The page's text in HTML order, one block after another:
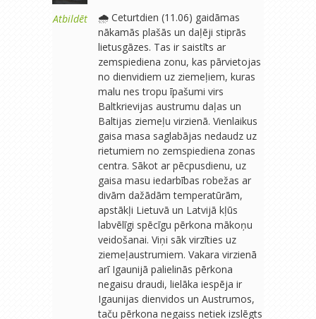
Atbildēt
🌧️ Ceturtdien (11.06) gaidāmas
nākamās plašās un daļēji stiprās
lietusgāzes. Tas ir saistīts ar
zemspiediena zonu, kas pārvietojas
no dienvidiem uz ziemeļiem, kuras
malu nes tropu īpašumi virs
Baltkrievijas austrumu daļas un
Baltijas ziemeļu virzienā. Vienlaikus
gaisa masa saglabājas nedaudz uz
rietumiem no zemspiediena zonas
centra. Sākot ar pēcpusdienu, uz
gaisa masu iedarbības robežas ar
divām dažādām temperatūrām,
apstākļi Lietuvā un Latvijā kļūs
labvēlīgi spēcīgu pērkona mākoņu
veidošanai. Viņi sāk virzīties uz
ziemeļaustrumiem. Vakara virzienā
arī Igaunijā palielinās pērkona
negaisu draudi, lielāka iespēja ir
Igaunijas dienvidos un Austrumos,
taču pērkona negaiss netiek izslēgts